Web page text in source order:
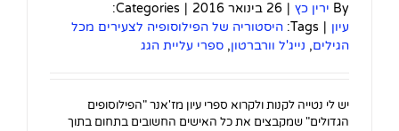
By ירין כץ | 26 בינואר 2016 |
Categories:
עיון |
Tags: היסטוריה של הפילוסופיה לצעירים מכל
הגילים, נייג'ל וורברטון, ספרי עליית הגג
יש לי נטייה לקנות ולקרוא ספרי עיון מז'אנר "הפילוסופים
הגדולים" שמקבצים את כל האישים החשובים בתחום בתוך